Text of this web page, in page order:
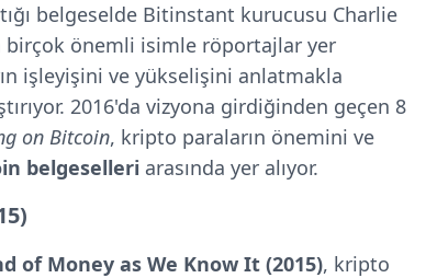
belgeselde Bitinstant kurucusu Charlie
birçok önemli isimle röportajlar yer
işleyişini ve yükselişini anlatmakla
2016'da vizyona girdiğinden geçen 8
on Bitcoin, kripto paraların önemini ve
belgeselleri arasında yer alıyor.
of Money as We Know It (2015), kripto